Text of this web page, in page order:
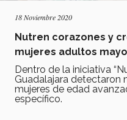
18 Noviembre 2020
Nutren corazones y
mujeres adultos
Dentro de la iniciativa
Guadalajara detectaron
mujeres de edad
específico.